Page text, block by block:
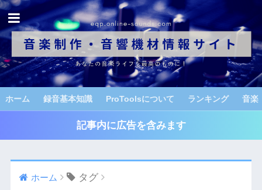
ホーム 録音基本知識 ProToolsについて ランキング 音楽
記事内に広告を含みます
ホーム タグ